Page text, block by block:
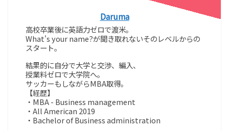
Daruma
高校卒業後に英語力ゼロで渡米。
What's your name?が聞き取れないそのレベルからの
スタート。
結果的に自分で大学と交渉、編入、
授業料ゼロで大学院へ。
サッカーもしながらMBA取得。
【経歴】
・MBA - Business management
・All American 2019
・Bachelor of Business administration